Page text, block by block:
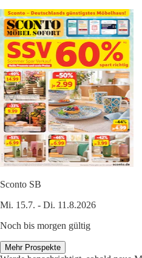
Sconto SB
Mi. 15.7. - Di. 11.8.2026
Noch bis morgen gültig
Mehr Prospekte